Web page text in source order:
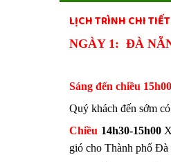
LỊCH TRÌNH CHI TIẾT
NGÀY 1: ĐÀ
Sáng đến chiều
Quý khách đến sớm
Chiều 14h30-15h00
gió cho Thành phố Đà